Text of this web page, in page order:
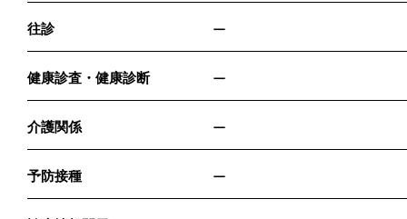
往診 ー
健康診査・健康診断 ー
介護関係 ー
予防接種 ー